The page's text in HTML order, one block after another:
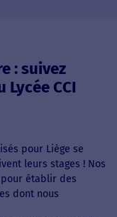
: suivez
CCI
pour Liège se
leurs stages ! Nos
établir des
dont nous